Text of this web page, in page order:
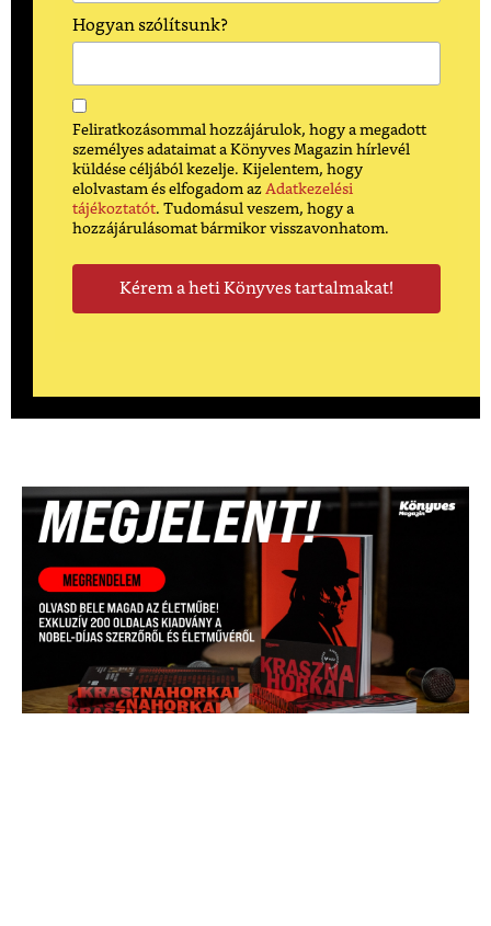
Hogyan szólítsunk?
Feliratkozásommal hozzájárulok, hogy a megadott
személyes adataimat a Könyves Magazin hírlevél
küldése céljából kezelje. Kijelentem, hogy
elolvastam és elfogadom az Adatkezelési
tájékoztatót. Tudomásul veszem, hogy a
hozzájárulásomat bármikor visszavonhatom.